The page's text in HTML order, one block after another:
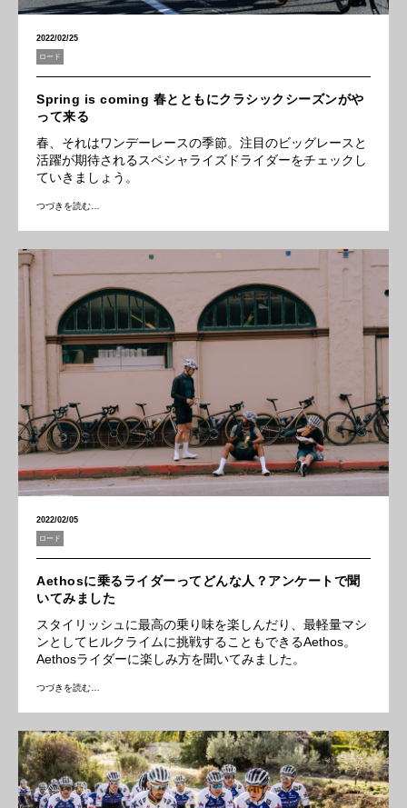
2022/02/25
ロード
Spring is coming 春とともにクラシックシーズンがや
って来る
春、それはワンデーレースの季節。注目のビッグレースと
活躍が期待されるスペシャライズドライダーをチェックし
ていきましょう。
つづきを読む…
2022/02/05
ロード
Aethosに乗るライダーってどんな人？アンケートで聞
いてみました
スタイリッシュに最高の乗り味を楽しんだり、最軽量マシ
ンとしてヒルクライムに挑戦することもできるAethos。
Aethosライダーに楽しみ方を聞いてみました。
つづきを読む…